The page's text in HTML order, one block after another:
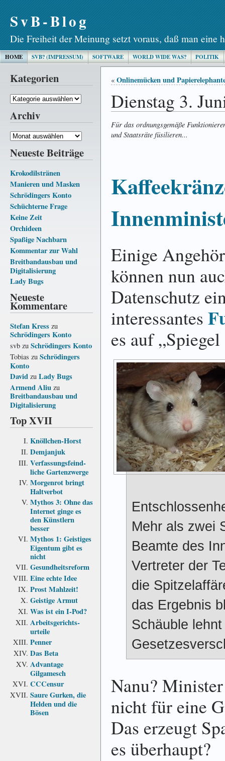
SvB-Blog
Die Freiheit der Meinung setzt voraus, daß man eine
HOME SVB? (IMPRESSUM) SOFTWARE WORLD WIDE WAS? POLITIK
Kategorien
Kategorien
Archiv
Archiv
Neueste Beiträge
Krokodilstränen
Manieren und Masken
Schrödingers Konto
Schüchterne Frage
Keine Zeit
Orchideen
Spaßige Nachbarn
Kommentar zur Wahl
Breitbandausbau und
Digitalisierung
Lady Bugs
Neueste
Kommentare
Stefan Kress zu
Schrödingers Konto
svb zu Schrödingers Konto
Tobias zu Schrödingers
Konto
David zu Lady Bugs
Armend Aliu zu
Breitbandausbau und
Digitalisierung
Top XVII
Knöllchen-Horst
Demjanjuk
Verfassungs­feind­
liche Garten­zwerge
Morgenrot bringt
Haltverbot
Mythos 3: Ohne das
Internet ginge es
den Künstlern
besser
Mythos 1: Geistiges
Eigentum gibt es
nicht
Gesundheits­reform
Eine echte Idee
Prost Mahlzeit!
Geistige Armut
Was ist ein I-Pod?
Arbeits­gerichts­
urteile
Penner
Das Beta
Advantage
Gilgamesch
CCCensur
Saure Gurken, die
Helden und die
Bösen
« Onlinemücken und
Dienstag 3.
Für das ordnungsgemäße
und Staatsräte füsilieren...
Einige
können nun
Datenschutz
interessantes
es auf
Mehr als zwei
Beamte des
Vertreter der
die
das Ergebnis
Schäuble
Nanu?
nicht für eine
Das erzeugt
es überhaupt?